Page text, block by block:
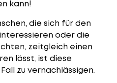
kann!
die sich für den
oder die
zeitgleich einen
lässt, ist diese
zu vernachlässigen.